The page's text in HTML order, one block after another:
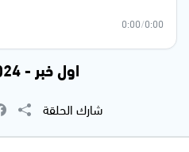
0:00
/
0:00
اول خبر - 14.11.2024
شارك الحلقة